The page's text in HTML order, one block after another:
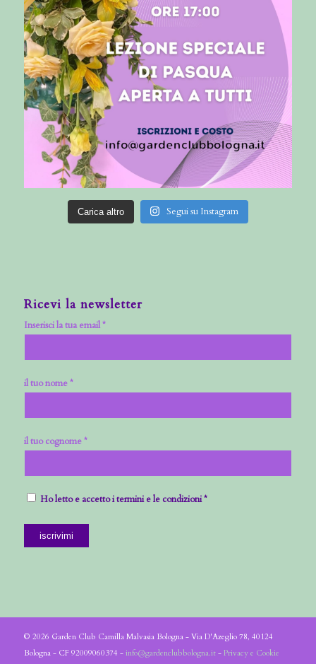
Carica altro Segui su Instagram
Ricevi la newsletter
Inserisci la tua email *
il tuo nome *
il tuo cognome *
Ho letto e accetto i termini e le condizioni *
© 2026 Garden Club Camilla Malvasia Bologna - Via D'Azeglio 78, 40124
Bologna - CF 92009060374 - info@gardenclubbologna.it- Privacy e Cookie